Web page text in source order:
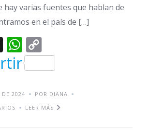
hay varias fuentes que hablan de
en el país de […]
X WhatsApp
Link
DE 2024
POR DIANA
LEER MÁS